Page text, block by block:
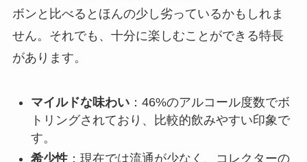
ボンと比べるとほんの少し劣っているかもしれま
せん。それでも、十分に楽しむことができる特長
があります。
マイルドな味わい：46%のアルコール度数でボ
トリングされており、比較的飲みやすい印象で
す。
希少性：現在では流通が少なく、コレクターの